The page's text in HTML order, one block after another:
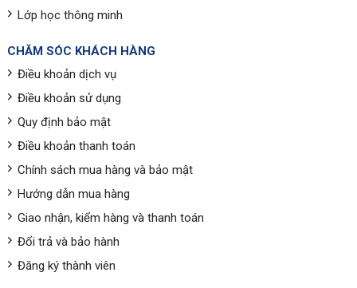
Lớp học thông minh
CHĂM SÓC KHÁCH HÀNG
Điều khoản dịch vụ
Điều khoản sử dụng
Quy định bảo mật
Điều khoản thanh toán
Chính sách mua hàng và bảo mật
Hướng dẫn mua hàng
Giao nhận, kiểm hàng và thanh toán
Đổi trả và bảo hành
Đăng ký thành viên